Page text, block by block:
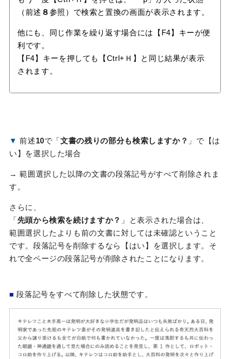
（前述 ８ 参照）で検索と置換の画面が表示されます。
他にも、同じ作業を繰り返す場合には【F4】キーが便
利です。
【F4】キーを押しても【Ctrl+Ｈ】と同じ結果が表示
されます。
▼ 前述 10で「文書の残りの部分も検索しますか？ 」で【は
い】を選択した場合
→ 範囲選択した以降の文書の段落記号がすべて削除されま
す。
さらに、
「 先頭から検索を続けますか？ 」と表示された場合は、
範囲選択したよりも前の文書に対しては未確認ということ
です。段落記号を削除するなら【はい】を選択します。そ
れで全ページの段落記号が削除されたことになります。
■段落記号をすべて削除した状態です。